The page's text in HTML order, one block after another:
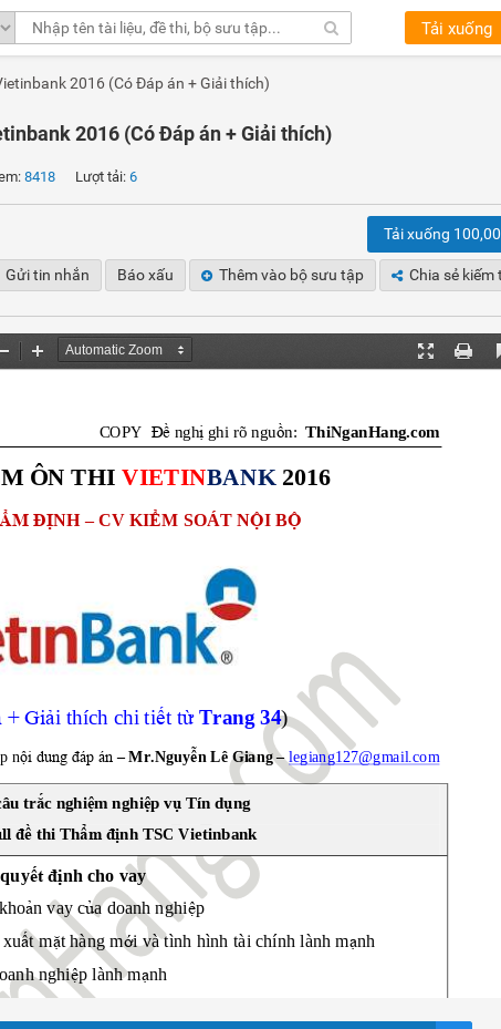
Tải xuống
2016 (Có Đáp án + Giải thích)
2016 (Có Đáp án + Giải thích)
8418 Lượt tải: 6
Tải xuống
Gửi tin nhắn Báo xấu Thêm vào bộ sưu tập Chia sẻ kiếm